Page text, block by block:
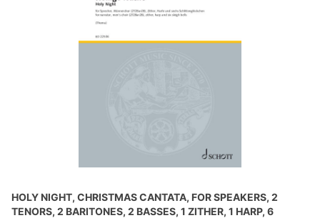
HOLY NIGHT, CHRISTMAS CANTATA, FOR SPEAKERS, 2
TENORS, 2 BARITONES, 2 BASSES, 1 ZITHER, 1 HARP, 6